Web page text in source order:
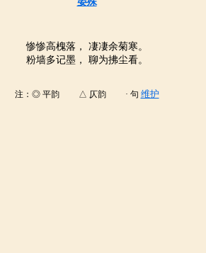
惨惨高槐落， 凄凄余菊寒。
粉墙多记墨， 聊为拂尘看。
注：◎ 平韵 △ 仄韵 · 句 维护